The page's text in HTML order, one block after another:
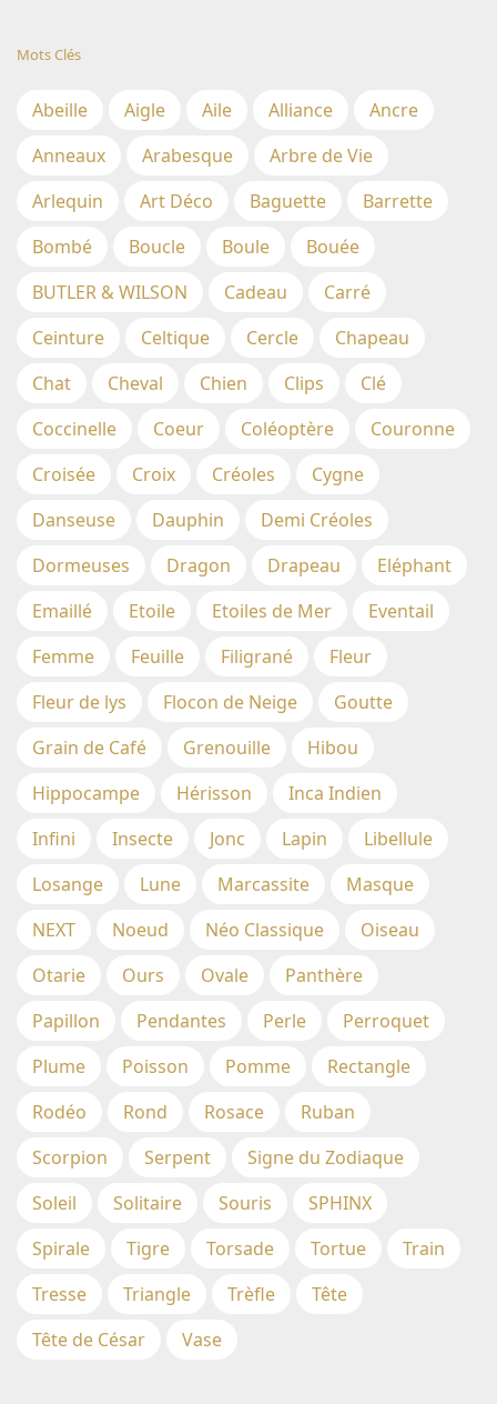
Mots Clés
Abeille Aigle Aile Alliance
Ancre
Anneaux
Arabesque
Arbre de Vie
Arlequin
Art Déco Baguette
Barrette
Bombé
Boucle Boule
Bouée
BUTLER & WILSON
Cadeau
Carré
Ceinture
Celtique Cercle
Chapeau
Chat
Cheval Chien Clips
Clé
Coccinelle
Coeur Coléoptère
Couronne
Croisée
Croix Créoles
Cygne
Danseuse
Dauphin
Demi Créoles
Dormeuses
Dragon Drapeau
Eléphant
Emaillé
Etoile Etoiles de Mer
Eventail
Femme
Feuille Filigrané
Fleur
Fleur de lys
Flocon de Neige
Goutte
Grain de Café
Grenouille
Hibou
Hippocampe
Hérisson
Inca Indien
Infini
Insecte Jonc Lapin
Libellule
Losange
Lune Marcassite
Masque
NEXT
Noeud Néo Classique
Oiseau
Otarie
Ours Ovale
Panthère
Papillon
Pendantes Perle
Perroquet
Plume
Poisson Pomme
Rectangle
Rodéo
Rond Rosace
Ruban
Scorpion
Serpent
Signe du Zodiaque
Soleil
Solitaire Souris
SPHINX
Spirale
Tigre Torsade Tortue
Train
Tresse
Triangle Trèfle
Tête
Tête de César
Vase